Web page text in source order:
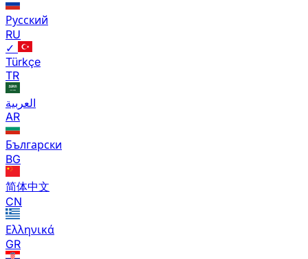
Русский
RU
✓
Türkçe
TR
العربية
AR
Български
BG
简体中文
CN
Ελληνικά
GR